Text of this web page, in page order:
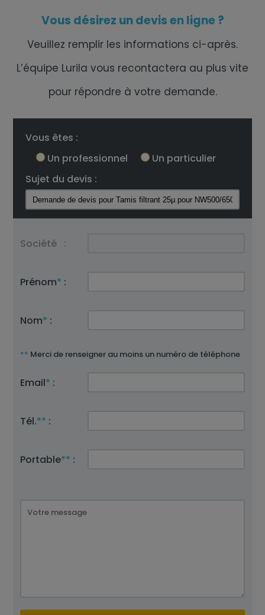
Vous désirez un devis en ligne ?
Veuillez remplir les informations ci-après.
L’équipe Lurila vous recontactera au plus vite
pour répondre à votre demande.
Vous êtes :
Un professionnel
Un particulier
Sujet du devis :
Société :
Prénom* :
Nom* :
** Merci de renseigner au moins un numéro de téléphone
Email* :
Tél.** :
Portable** :